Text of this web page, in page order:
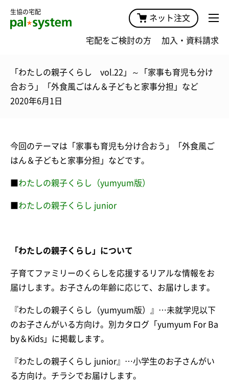
生協の宅配
ネット注文
宅配をご検討の方 加入・資料請求
「わたしの親子くらし vol.22」～「家事も育児も分け
合おう」「外食風ごはん＆子どもと家事分担」など
2020年6月1日
今回のテーマは「家事も育児も分け合おう」「外食風ご
はん＆子どもと家事分担」などです。
わたしの親子くらし（yumyum版）
わたしの親子くらし junior
「わたしの親子くらし」について
子育てファミリーのくらしを応援するリアルな情報をお
届けします。お子さんの年齢に応じて、お届けします。
『わたしの親子くらし（yumyum版）』…未就学児以下
のお子さんがいる方向け。別カタログ「yumyum For Ba
by＆Kids」に掲載します。
『わたしの親子くらし junior』…小学生のお子さんがい
る方向け。チラシでお届けします。